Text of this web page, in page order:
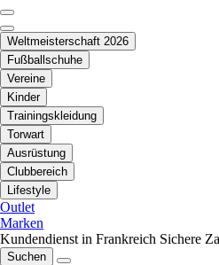
Weltmeisterschaft 2026
Fußballschuhe
Vereine
Kinder
Trainingskleidung
Torwart
Ausrüstung
Clubbereich
Lifestyle
Outlet
Marken
Kundendienst in Frankreich Sichere
Suchen